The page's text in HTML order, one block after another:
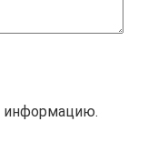
информацию.